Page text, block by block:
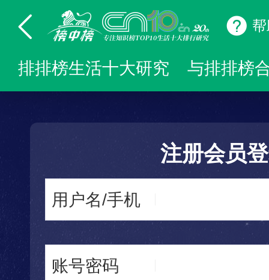
排排榜生活十大研究 与排排榜
注册会员
用户名/手机
账号密码